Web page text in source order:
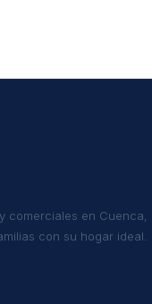
comerciales en Cuenca,
con su hogar ideal.